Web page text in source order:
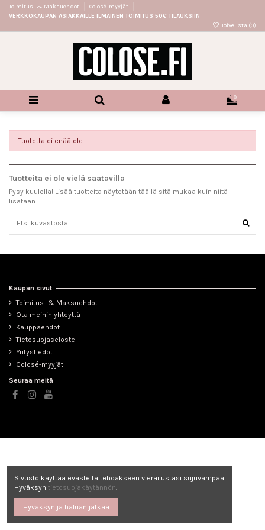
Toimitus- & Maksuehdot
Colosé-myyjät
VERKKOKAUPAN ASIAKKAILLE ILMAINEN TOIMITUS 50€ TILAUKSIIN
Toivelista (0)
0
Tuotetta ei enää ole.
Tuotteita ei ole vielä saatavilla
Pysy kuulolla! Lisää tuotteita näytetään täällä sitä mukaa kuin niitä
lisätään.
Kaupan sivut
Toimitus- & Maksuehdot
Ota meihin yhteyttä
Kauppaehdot
Tietosuojaseloste
Yritystiedot
Colosé-myyjät
Seuraa meitä
Sivusto käyttää evästeitä tehdäkseen vierailustasi sujuvampaa.
Hyväksyn tietosuojakäytännön.
Hyväksyn ja haluan jatkaa